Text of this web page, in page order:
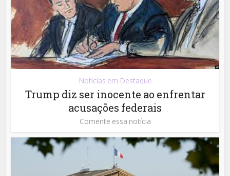
Notícias em Destaque
Trump diz ser inocente ao enfrentar
acusações federais
Comente essa notícia